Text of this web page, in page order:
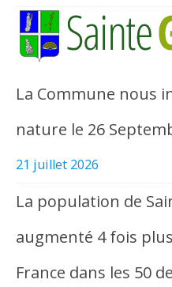
La Commune nous
nature le 26
21 juillet 2026
La population de
augmenté 4 fois
France dans les 50